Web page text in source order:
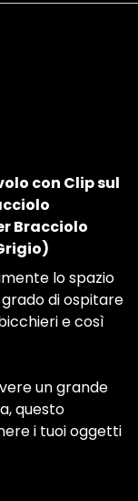
con Clip sul
Bracciolo
lo spazio
di ospitare
e così
un grande
questo
i tuoi oggetti